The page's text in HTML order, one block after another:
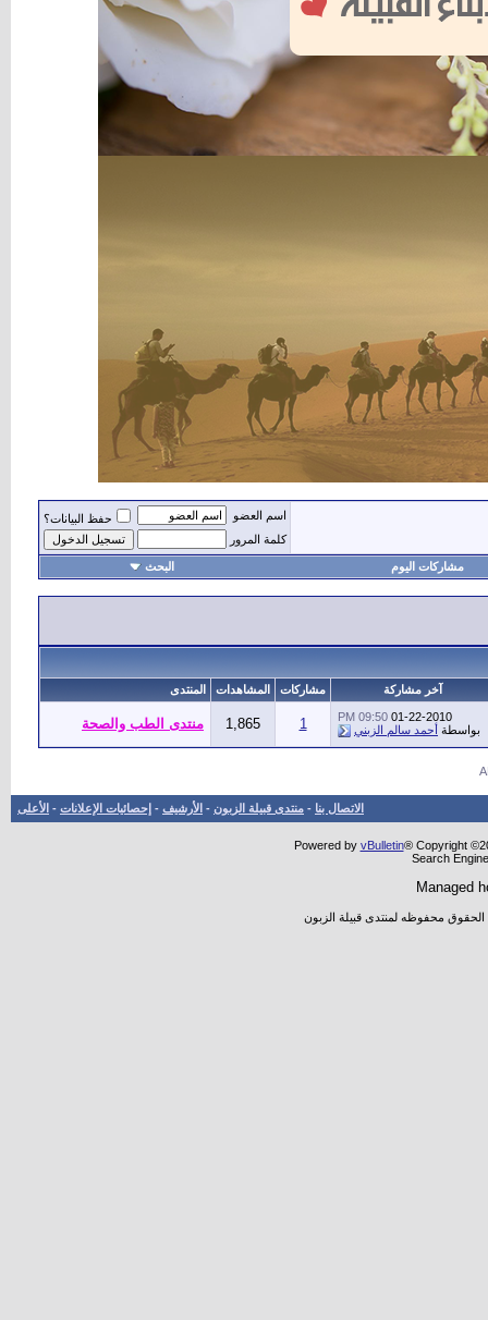
اسم العضو
حفظ البيانات؟
كلمة المرور
مشاركات اليوم البحث
آخر مشاركة مشاركات المشاهدات المنتدى
01-22-2010
09:50 PM
بواسطة أحمد سالم الزبني 1
1,865 منتدى الطب والصحة
الاتصال بنا - منتدى قبيلة الزبون - الأرشيف - إحصائيات الإعلانات - الأعلى
Powered by vBulletin® Copyright
Search
Managed
الحقوق محفوظه لمنتدى قبيلة الزبون